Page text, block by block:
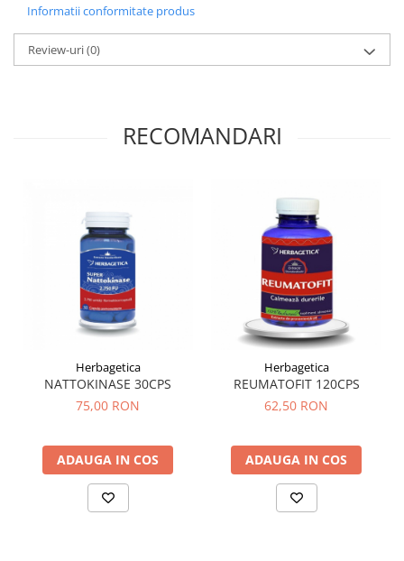
Sistemul osos si articulatii
Sistemul respirator
Stres oxidativ
Surmenaj școlar
Tensiunea arteriala
Tuse productivă
venoasă
VItaminizare
Vulvovaginita Candidozica
Informatii conformitate produs
Review-uri(0)
RECOMANDARI
Herbagetica
NATTOKINASE 30CPS
75,00 RON
ADAUGA IN COS
Herbagetica
REUMATOFIT 120CPS
62,50 RON
ADAUGA IN COS